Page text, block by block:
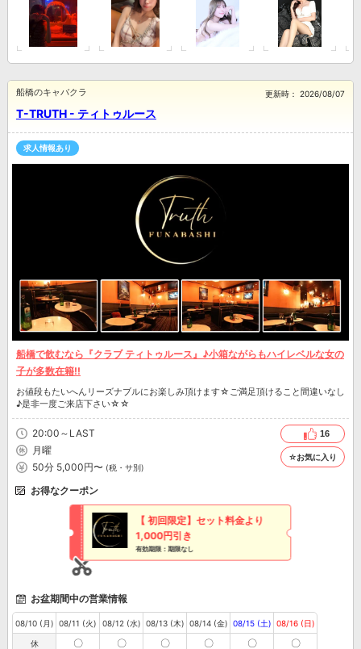
T-TRUTH - ティトゥルース
船橋のキャバクラ 更新時： 2026/08/07
求人情報あり
船橋で飲むなら『クラブ ティトゥルース』♪小箱ながらもハイレベルな女の
子が多数在籍!!
お値段もたいへんリーズナブルにお楽しみ頂けます☆ご満足頂けること間違いなし
♪是非一度ご来店下さい☆☆
20:00～LAST
月曜
50分 5,000円〜 (税・サ別)
16
☆お気に入り
お得なクーポン
【 初回限定】セット料金より
1,000円引き
有効期限：期限なし
お盆期間中の営業情報
08/10 (月)
休
08/11 (火)
〇
08/12 (水)
〇
08/13 (木)
〇
08/14 (金)
〇
08/15 (土)
〇
08/16 (日)
〇